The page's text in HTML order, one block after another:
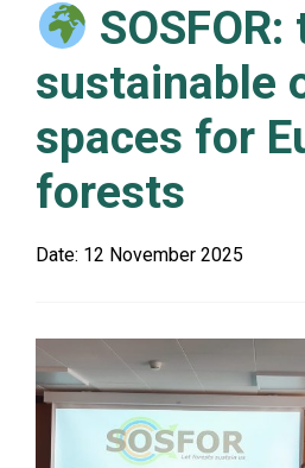
sustainable
spaces for
forests
Date: 12 November 2025